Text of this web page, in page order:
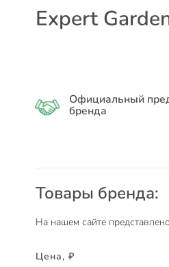
Expert
Официальный
бренда
Товары бренда:
На нашем сайте представлено
Цена, ₽